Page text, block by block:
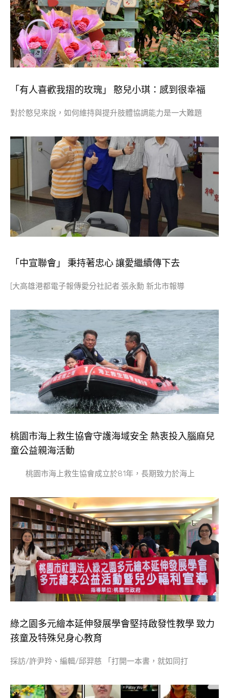
「有人喜歡我摺的玫瑰」 憨兒小琪：感到很幸福
對於憨兒來說，如何維持與提升肢體協調能力是一大難題
「中宣聯會」 秉持著忠心 讓愛繼續傳下去
[大高雄港都電子報傳愛分社記者:張永勳 新北市報導
桃園市海上救生協會守護海域安全 熱衷投入腦麻兒
童公益親海活動
桃園市海上救生協會成立於81年，長期致力於海上
綠之園多元繪本延伸發展學會堅持啟發性教學 致力
孩童及特殊兒身心教育
採訪/許尹羚、編輯/邱羿慈 「打開一本書，就如同打